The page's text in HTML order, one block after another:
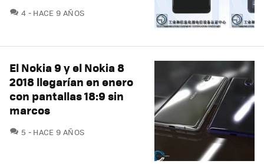
4 COMENTARIOS
HACE 9 AÑOS
El Nokia 9 y el Nokia 8
2018 llegarían en enero
con pantallas 18:9 sin
marcos
5 COMENTARIOS
HACE 9 AÑOS